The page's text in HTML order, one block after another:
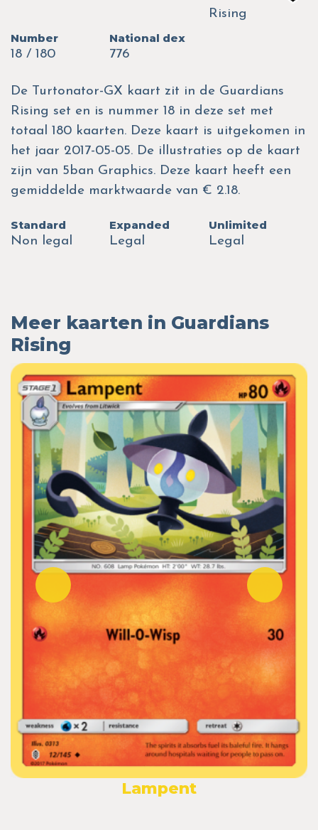
Rising
Number
18 / 180
National dex
776
De Turtonator-GX kaart zit in de Guardians
Rising set en is nummer 18 in deze set met
totaal 180 kaarten. Deze kaart is uitgekomen in
het jaar 2017-05-05. De illustraties op de kaart
zijn van 5ban Graphics. Deze kaart heeft een
gemiddelde marktwaarde van € 2.18.
Standard
Non legal
Expanded
Legal
Unlimited
Legal
Meer kaarten in Guardians
Rising
Lampent